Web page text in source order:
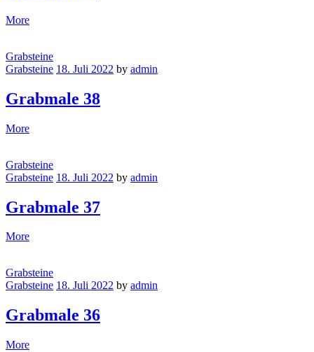
More
Grabsteine
Grabsteine 18. Juli 2022 by admin
Grabmale 38
More
Grabsteine
Grabsteine 18. Juli 2022 by admin
Grabmale 37
More
Grabsteine
Grabsteine 18. Juli 2022 by admin
Grabmale 36
More